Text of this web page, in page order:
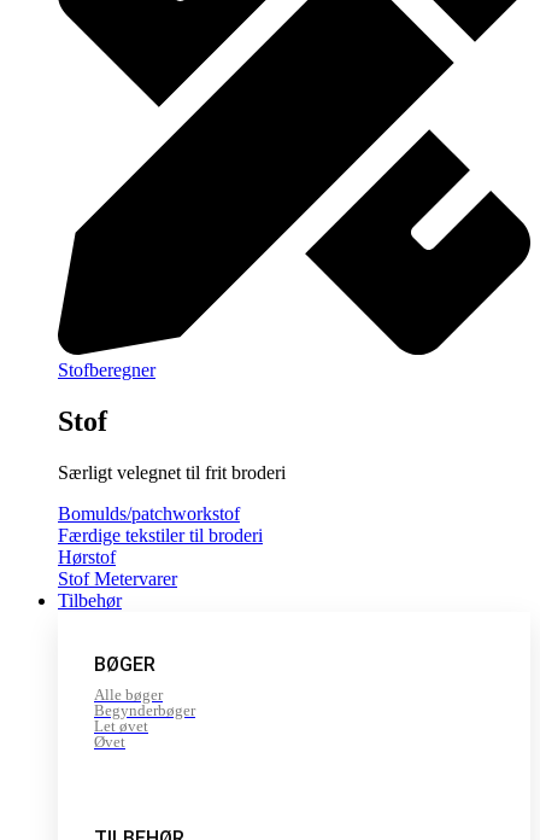
Stofberegner
Stof
Særligt velegnet til frit broderi
Bomulds/patchworkstof
Færdige tekstiler til broderi
Hørstof
Stof Metervarer
Tilbehør
BØGER
Alle bøger
Begynderbøger
Let øvet
Øvet